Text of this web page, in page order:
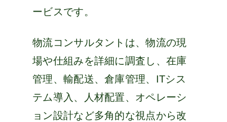
ービスです。
物流コンサルタントは、物流の現
場や仕組みを詳細に調査し、在庫
管理、輸配送、倉庫管理、ITシス
テム導入、人材配置、オペレーシ
ョン設計など多角的な視点から改